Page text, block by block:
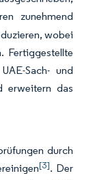
zunehmend
wobei
Fertiggestellte
Sach- und
erweitern das
durch
[3]. Der